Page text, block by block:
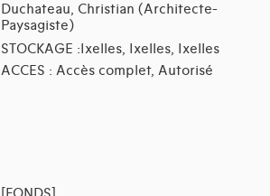
Duchateau, Christian (Architecte-
Paysagiste)
STOCKAGE :Ixelles, Ixelles, Ixelles
ACCES : Accès complet, Autorisé